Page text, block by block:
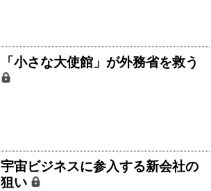
「小さな大使館」が外務省を救う
宇宙ビジネスに参入する新会社の
狙い